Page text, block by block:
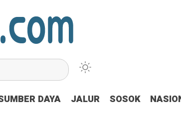
DAYA JALUR SOSOK